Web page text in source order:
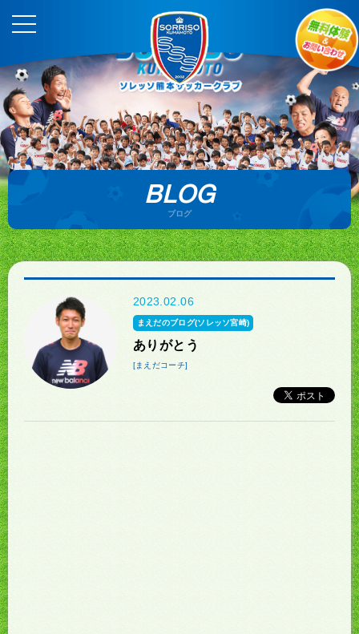
BLOG
ブログ
2023.02.06
まえだのブログ(ソレッソ宮崎)
ありがとう
[まえだコーチ]